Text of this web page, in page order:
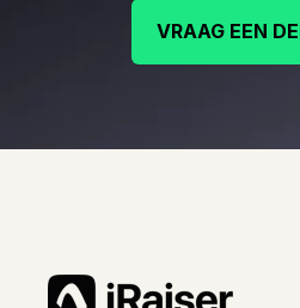
VRAAG EEN